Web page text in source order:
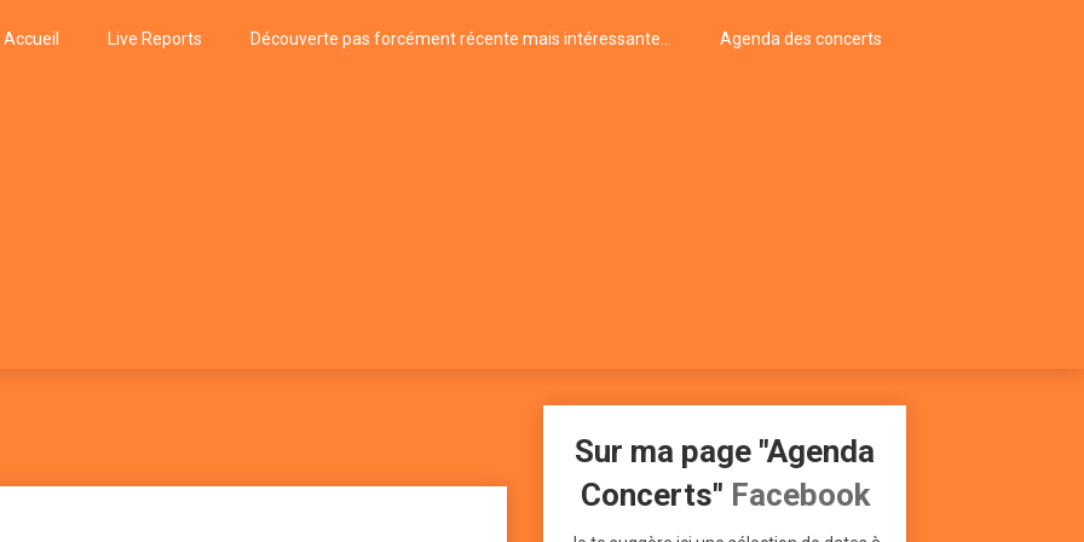
Accueil Live Reports Découverte pas forcément récente mais intéressante… Agenda des concerts
Sur ma page "Agenda
Concerts" Facebook